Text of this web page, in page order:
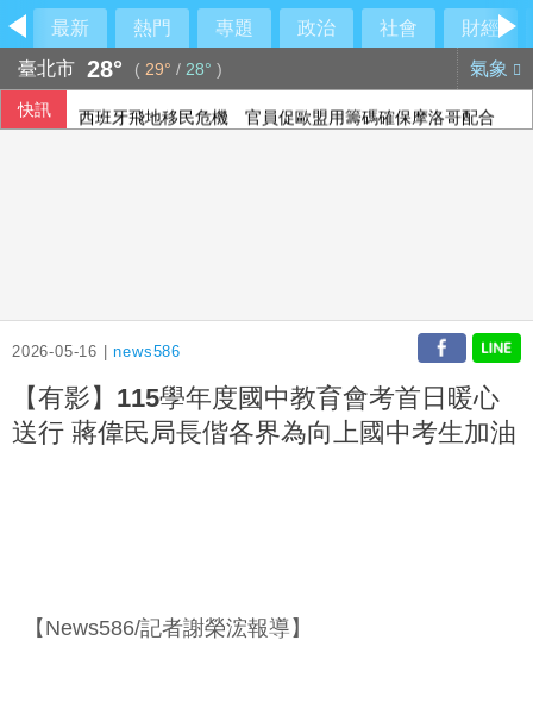
最新 熱門 專題 政治 社會
財經
臺北市 28° ( 29° / 28° ) 氣象
快訊 西班牙飛地移民危機 官員促歐盟用籌碼確保摩洛哥配合
2026-05-16 |news586
【有影】115學年度國中教育會考首日暖心
送行 蔣偉民局長偕各界為向上國中考生加油
【News586/記者謝榮浤報導】